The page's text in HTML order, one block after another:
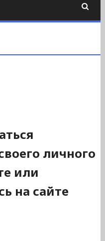
личного
или
на сайте